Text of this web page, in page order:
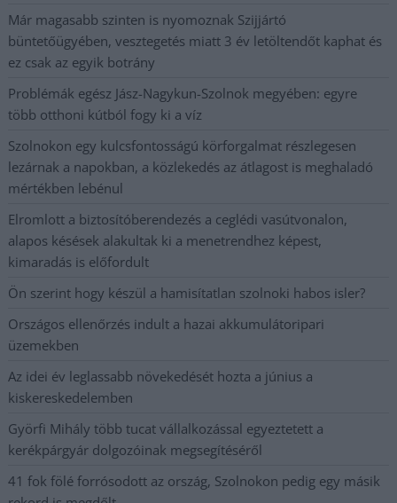
Már magasabb szinten is nyomoznak Szijjártó
büntetőügyében, vesztegetés miatt 3 év letöltendőt kaphat és
ez csak az egyik botrány
Problémák egész Jász-Nagykun-Szolnok megyében: egyre
több otthoni kútból fogy ki a víz
Szolnokon egy kulcsfontosságú körforgalmat részlegesen
lezárnak a napokban, a közlekedés az átlagost is meghaladó
mértékben lebénul
Elromlott a biztosítóberendezés a ceglédi vasútvonalon,
alapos késések alakultak ki a menetrendhez képest,
kimaradás is előfordult
Ön szerint hogy készül a hamisítatlan szolnoki habos isler?
Országos ellenőrzés indult a hazai akkumulátoripari
üzemekben
Az idei év leglassabb növekedését hozta a június a
kiskereskedelemben
Györfi Mihály több tucat vállalkozással egyeztetett a
kerékpárgyár dolgozóinak megsegítéséről
41 fok fölé forrósodott az ország, Szolnokon pedig egy másik